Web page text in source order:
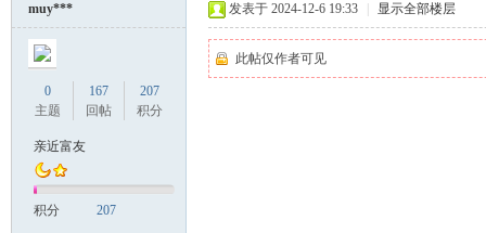
muy***
0
主题
167
回帖
207
积分
亲近富友
积分 207
发表于 2024-12-6 19:33 显示全部楼层
此帖仅作者可见